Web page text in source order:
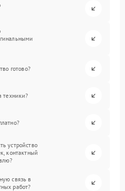
готово?
техники?
устройство
контактный
связь в
работ?